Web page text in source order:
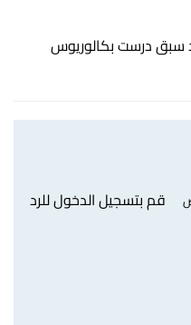
سبق درست بكالوريوس
قم بتسجيل الدخول للرد